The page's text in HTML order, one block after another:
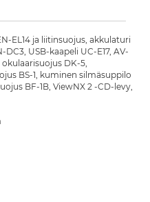
EL14 ja liitinsuojus, akkulaturi
USB-kaapeli UC-E17, AV-
okulaarisuojus DK-5,
BS-1, kuminen silmäsuppilo
BF-1B, ViewNX 2 -CD-levy,